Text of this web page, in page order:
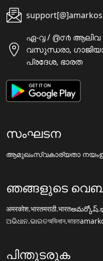
ഏ-൮ / ൫൦൪ ആലിവ
വസുന്ധരാ,
പ്രദേശ, ഭാരത
സംഘടന
ആമുഖംസ്വകാര്യതാ നയം
ഞങ്ങളുടെ
अमरकोश.भारतमराठी.भारत
ଅଭିଧାନ.ଭାରତঅভিধান.ভারত
പിന്തുടരുക